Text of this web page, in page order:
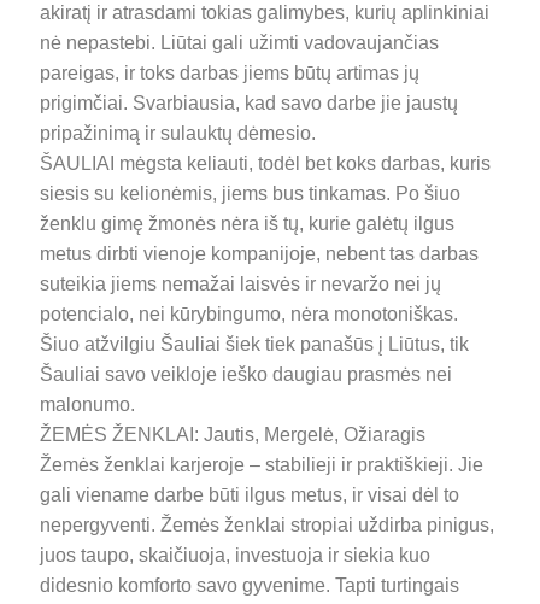
akiratį ir atrasdami tokias galimybes, kurių aplinkiniai
nė nepastebi. Liūtai gali užimti vadovaujančias
pareigas, ir toks darbas jiems būtų artimas jų
prigimčiai. Svarbiausia, kad savo darbe jie jaustų
pripažinimą ir sulauktų dėmesio.
ŠAULIAI mėgsta keliauti, todėl bet koks darbas, kuris
siesis su kelionėmis, jiems bus tinkamas. Po šiuo
ženklu gimę žmonės nėra iš tų, kurie galėtų ilgus
metus dirbti vienoje kompanijoje, nebent tas darbas
suteikia jiems nemažai laisvės ir nevaržo nei jų
potencialo, nei kūrybingumo, nėra monotoniškas.
Šiuo atžvilgiu Šauliai šiek tiek panašūs į Liūtus, tik
Šauliai savo veikloje ieško daugiau prasmės nei
malonumo.
ŽEMĖS ŽENKLAI: Jautis, Mergelė, Ožiaragis
Žemės ženklai karjeroje – stabilieji ir praktiškieji. Jie
gali viename darbe būti ilgus metus, ir visai dėl to
nepergyventi. Žemės ženklai stropiai uždirba pinigus,
juos taupo, skaičiuoja, investuoja ir siekia kuo
didesnio komforto savo gyvenime. Tapti turtingais